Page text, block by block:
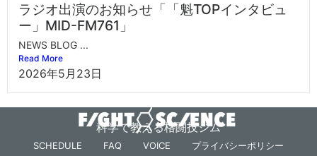
ラジオ出演のお知らせ「「魁TOPインタビュ
ー」MID-FM761」
NEWS BLOG ...
Read More
2026年5月23日
科学で教える格闘技ジム
SCHEDULE FAQ VOICE プライバシーポリシー